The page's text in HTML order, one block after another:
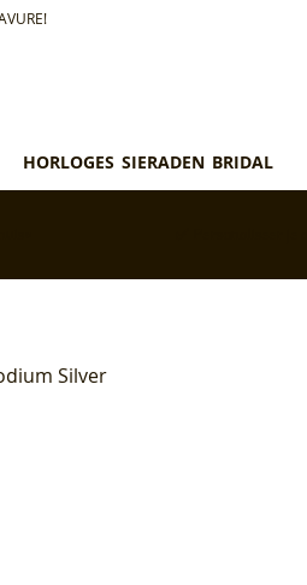
HORLOGES SIERADEN BRIDAL
Silver